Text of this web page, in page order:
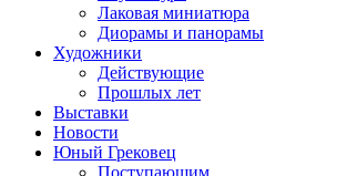
Лаковая миниатюра
Диорамы и панорамы
Художники
Действующие
Прошлых лет
Выставки
Новости
Юный Грековец
Поступающим